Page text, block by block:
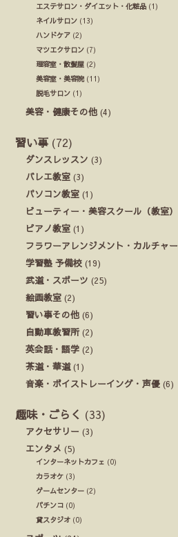
エステサロン・ダイエット・化粧品 (1)
ネイルサロン (13)
ハンドケア (2)
マツエクサロン (7)
理容室・散髪屋 (2)
美容室・美容院(11)
脱毛サロン (1)
美容・健康その他 (4)
習い事 (72)
ダンスレッスン (3)
バレエ教室 (3)
パソコン教室 (1)
ビューティー・美容スクール（教室）
ピアノ教室 (1)
フラワーアレンジメント・カルチャー
学習塾 予備校 (19)
武道・スポーツ (25)
絵画教室 (2)
習い事その他 (6)
自動車教習所(2)
英会話・語学 (2)
茶道・華道(1)
音楽・ボイストレーイング・声優 (6)
趣味・ごらく (33)
アクセサリー (3)
エンタメ (5)
インターネットカフェ (0)
カラオケ (3)
ゲームセンター (2)
パチンコ (0)
貸スタジオ (0)